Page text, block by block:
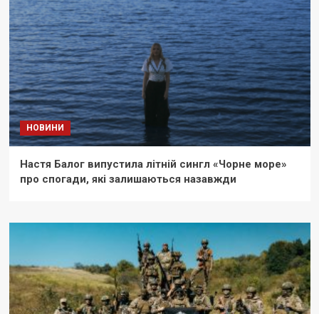
НОВИНИ
Настя Балог випустила літній сингл «Чорне море»
про спогади, які залишаються назавжди